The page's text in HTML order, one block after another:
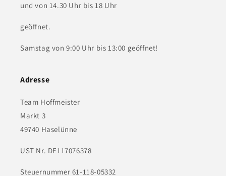
und von 14.30 Uhr bis 18 Uhr
geöffnet.
Samstag von 9:00 Uhr bis 13:00 geöffnet!
Adresse
Team Hoffmeister
Markt 3
49740 Haselünne
UST Nr. DE117076378
Steuernummer 61-118-05332